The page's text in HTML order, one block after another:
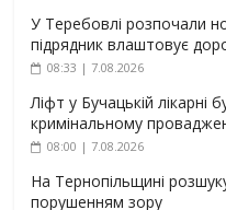
У Теребовлі розпочали
підрядник влаштовує
08:33 | 7.08.2026
Ліфт у Бучацькій лікарні
кримінальному
08:00 | 7.08.2026
На Тернопільщині
порушенням зору